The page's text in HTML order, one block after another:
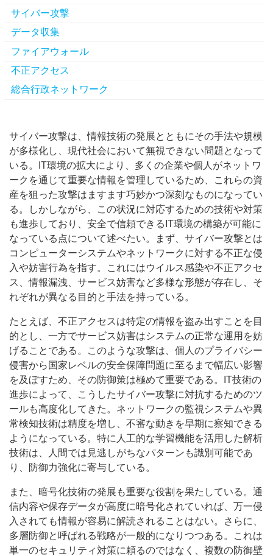
サイバー攻撃
データ収集
ファイアウォール
不正アクセス
総合行政ネットワーク
サイバー攻撃は、情報技術の発展とともにその手法や規模
が多様化し、現代社会において無視できない問題となって
いる。
IT環境の拡大により、多くの企業や個人がネットワ
ークを通じて重要な情報を管理しているため、これらの資
産を狙った攻撃はますます巧妙かつ深刻なものになってい
る。しかしながら、この状況に対応するための技術や対策
も進歩しており、安全で信頼できるIT環境の構築が可能に
なっている点について述べたい。まず、サイバー攻撃とは
コンピューターシステムやネットワークに対する不正な侵
入や妨害行為を指す。これにはウイルス感染や不正アクセ
ス、情報漏洩、サービス妨害など多様な形態が存在し、そ
れぞれが異なる目的と手法を持っている。
たとえば、不正アクセスは特定の情報を盗み出すことを目
的とし、一方でサービス妨害はシステムの正常な運用を妨
げることである。このような攻撃は、個人のプライバシー
侵害から国家レベルの安全保障問題に至るまで幅広い影響
を及ぼすため、その防御策は極めて重要である。IT技術の
進歩によって、こうしたサイバー攻撃に対抗するためのツ
ールも高度化してきた。ネットワークの監視システムや異
常検知技術は精度を増し、不審な動きを早期に察知できる
ようになっている。特に人工的な学習機能を活用した解析
技術は、人間では見逃しがちなパターンも識別可能であ
り、防御力強化に寄与している。
また、暗号化技術の発展も重要な役割を果たしている。通
信内容や保存データが高度に暗号化されていれば、万一侵
入されても情報が容易に解読されることはない。さらに、
多層防御と呼ばれる戦略が一般的になりつつある。これは
単一のセキュリティ対策に頼るのではなく、複数の防御壁